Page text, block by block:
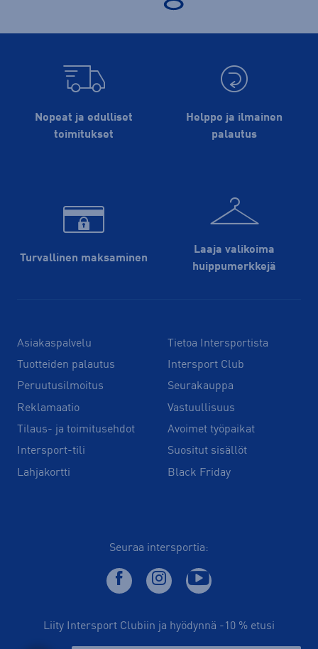
Nopeat ja edulliset
toimitukset
Helppo ja ilmainen
palautus
Turvallinen maksaminen
Laaja valikoima
huippu­merkkejä
Asiakaspalvelu
Tuotteiden palautus
Peruutusilmoitus
Reklamaatio
Tilaus- ja toimitusehdot
Intersport-tili
Lahjakortti
Tietoa Intersportista
Intersport Club
Seurakauppa
Vastuullisuus
Avoimet työpaikat
Suositut sisällöt
Black Friday
Seuraa intersportia:
Liity Intersport Clubiin ja hyödynnä -10 % etusi